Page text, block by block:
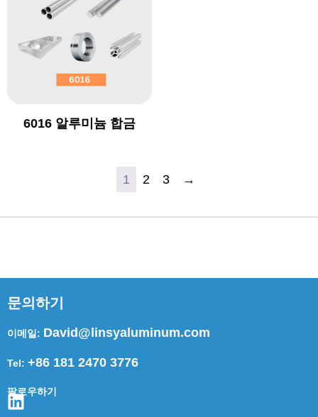
6016 알루미늄 합금
1 2 3 →
문의하기
이메일: David@linsyaluminum.com
Tel: +86 181 2470 3776
팔로우하기